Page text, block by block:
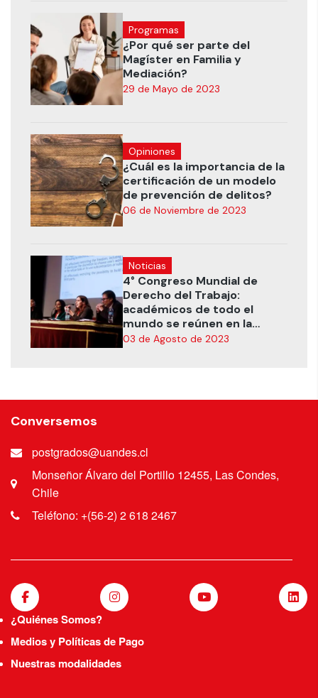
Programas
¿Por qué ser parte del
Magíster en Familia y
Mediación?
29 de Mayo de 2023
Opiniones
¿Cuál es la importancia de la
certificación de un modelo
de prevención de delitos?
06 de Noviembre de 2023
Noticias
4° Congreso Mundial de
Derecho del Trabajo:
académicos de todo el
mundo se reúnen en la
UANDES
03 de Agosto de 2023
Conversemos
postgrados@uandes.cl
Monseñor Álvaro del Portillo 12455, Las Condes,
Chile
Teléfono: +(56-2) 2 618 2467
¿Quiénes Somos?
Medios y Políticas de Pago
Nuestras modalidades